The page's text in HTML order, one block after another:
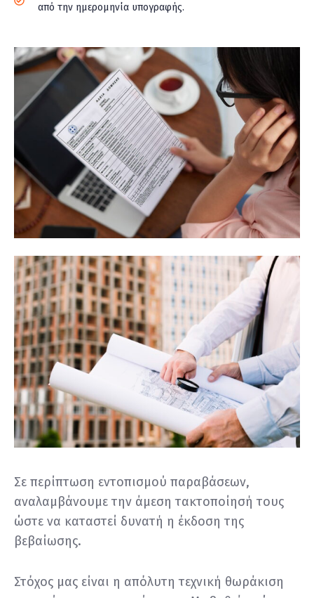
από την ημερομηνία υπογραφής.
Σε περίπτωση εντοπισμού παραβάσεων,
αναλαμβάνουμε την άμεση τακτοποίησή τους
ώστε να καταστεί δυνατή η έκδοση της
βεβαίωσης.
Στόχος μας είναι η απόλυτη τεχνική θωράκιση